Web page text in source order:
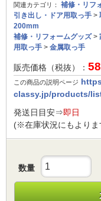
関連カテゴリ： 補修・リフ
引き出し・ドア用取っ手 >
200mm
補修・リフォームグッズ>
用取っ手 > 金属取っ手
販売価格（税抜）：
この商品の説明ページ
classy.jp/products/
発送日目安⇒即日
(※在庫状況にもよりま
数量